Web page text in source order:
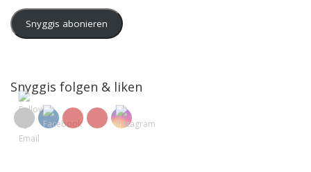
Snyggis abonieren
Snyggis folgen & liken